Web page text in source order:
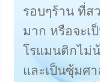
รอบๆร้าน ที่ส
มาก หรือจะเ
โรแมนติกไม่
และเป็นซุ้มศ